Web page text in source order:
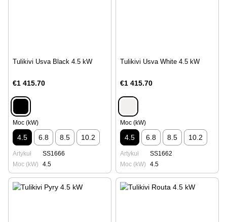
Tulikivi Usva Black 4.5 kW
€1 415.70
Moc (kW)
4.5 6.8 8.5 10.2
Artykuł
SS1666
Moc (kW)
4.5
Tulikivi Usva White 4.5 kW
€1 415.70
Moc (kW)
4.5 6.8 8.5 10.2
Artykuł
SS1662
Moc (kW)
4.5